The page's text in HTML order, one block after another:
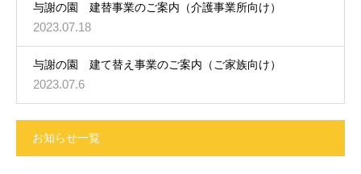
与謝の園 建替事業のご案内（介護事業所向け）
2023.07.18
与謝の園 建て替え事業のご案内（ご家族向け）
2023.07.6
お知らせ一覧